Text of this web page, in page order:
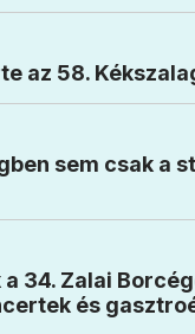
az 58.
sem csak a
34. Zalai
és